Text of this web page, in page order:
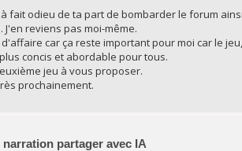
à fait odieu de ta part de bombarder le forum
J'en reviens pas moi-même.
car ça reste important pour moi car le
concis et abordable pour tous.
jeu à vous proposer.
prochainement.
partager avec IA